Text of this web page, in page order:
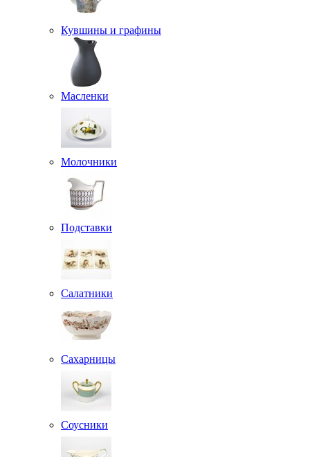
Кувшины и графины
Масленки
Молочники
Подставки
Салатники
Сахарницы
Соусники